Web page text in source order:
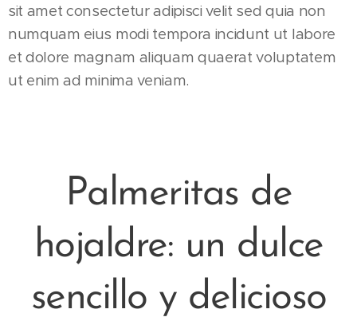
sit amet consectetur adipisci velit sed quia non
numquam eius modi tempora incidunt ut labore
et dolore magnam aliquam quaerat voluptatem
ut enim ad minima veniam.
Palmeritas de
hojaldre: un dulce
sencillo y delicioso